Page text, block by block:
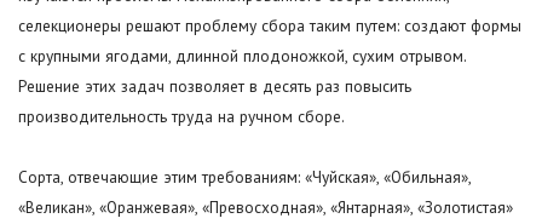
селекционеры решают проблему сбора таким путем: создают формы
с крупными ягодами, длинной плодоножкой, сухим отрывом.
Решение этих задач позволяет в десять раз повысить
производительность труда на ручном сборе.
Сорта, отвечающие этим требованиям: «Чуйская», «Обильная»,
«Великан», «Оранжевая», «Превосходная», «Янтарная», «Золотистая»